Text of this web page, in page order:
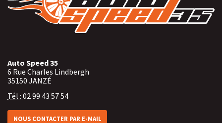
Auto Speed 35
6 Rue Charles Lindbergh
35150 JANZÉ
Tél : 02 99 43 57 54
NOUS CONTACTER PAR E-MAIL